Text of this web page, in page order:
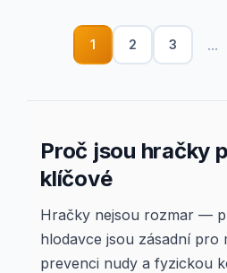
1 2 3 ...
Proč jsou hračky
klíčové
Hračky nejsou rozmar —
hlodavce jsou zásadní pro
prevenci nudy a fyzickou